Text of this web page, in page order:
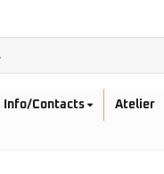
Info/Contacts Atelier